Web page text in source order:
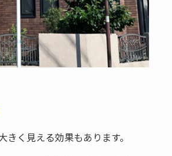
きく見える効果もあります。